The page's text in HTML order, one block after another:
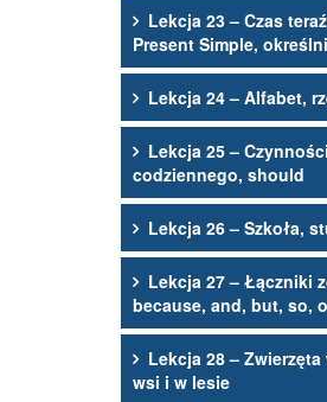
Lekcja 23 – Czas
Present Simple,
Lekcja 24 – Alfabet,
Lekcja 25 –
codziennego, should
Lekcja 26 – Szkoła,
Lekcja 27 – Łączniki
because, and, but, so,
Lekcja 28 –
wsi i w lesie